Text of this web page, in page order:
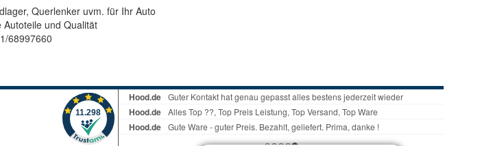
Querlenker uvm. für Ihr Auto
und Qualität
68997660